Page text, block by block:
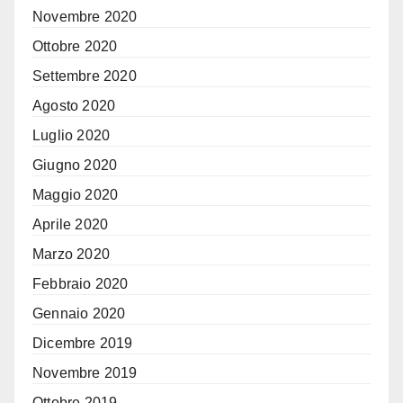
Novembre 2020
Ottobre 2020
Settembre 2020
Agosto 2020
Luglio 2020
Giugno 2020
Maggio 2020
Aprile 2020
Marzo 2020
Febbraio 2020
Gennaio 2020
Dicembre 2019
Novembre 2019